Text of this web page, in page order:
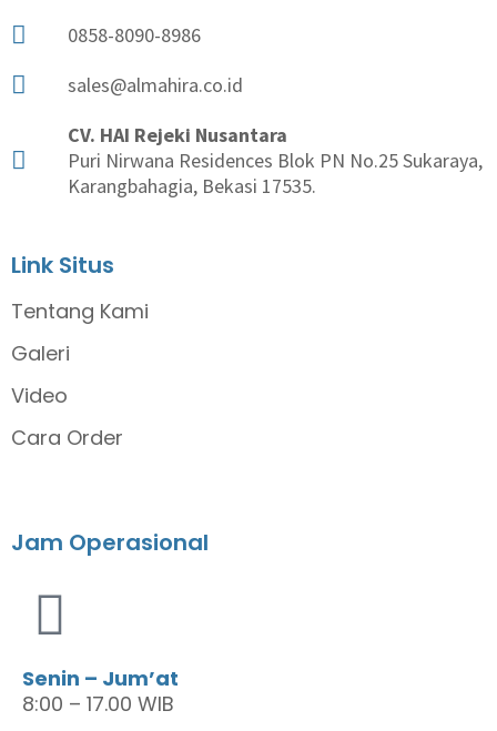
0858-8090-8986
sales@almahira.co.id
CV. HAI Rejeki Nusantara
Puri Nirwana Residences Blok PN No.25 Sukaraya,
Karangbahagia, Bekasi 17535.
Link Situs
Tentang Kami
Galeri
Video
Cara Order
Jam Operasional
Senin – Jum’at
8:00 – 17.00 WIB